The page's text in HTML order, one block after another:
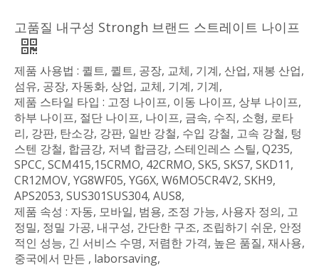
고품질 내구성 Strongh 브랜드 스트레이트 나이프
제품 사용법 : 퀼트, 퀼트, 공장, 교체, 기계, 산업, 재봉 산업,
섬유, 공장, 자동화, 상업, 교체, 기계, 기계,
제품 스타일 타입 : 고정 나이프, 이동 나이프, 상부 나이프,
하부 나이프, 절단 나이프, 나이프, 금속, 수직, 소형, 로타
리, 강판, 탄소강, 강판, 일반 강철, 수입 강철, 고속 강철, 텅
스텐 강철, 합금강, 저녁 합금강, 스테인레스 스틸, Q235,
SPCC, SCM415,15CRMO, 42CRMO, SK5, SKS7, SKD11,
CR12MOV, YG8WF05, YG6X, W6MO5CR4V2, SKH9,
APS2053, SUS301SUS304, AUS8,
제품 속성 : 자동, 모바일, 범용, 조정 가능, 사용자 정의, 고
정밀, 정밀 가공, 내구성, 간단한 구조, 조립하기 쉬운, 안정
적인 성능, 긴 서비스 수명, 저렴한 가격, 높은 품질, 재사용,
중국에서 만든 , laborsaving,